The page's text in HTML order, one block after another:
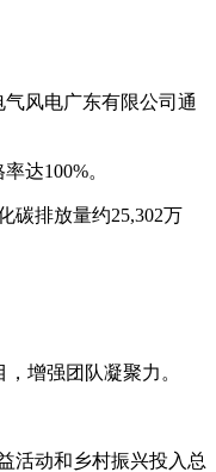
风电广东有限公司通
达100%。
碳排放量约25,302万
增强团队凝聚力。
活动和乡村振兴投入总